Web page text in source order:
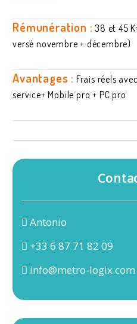
Rémunération : 38 et 45
versé novembre + décembre)
Avantages : Frais réels
service+ Mobile pro + PC pro
Antonio
+33 6 87 71 82 09
info@metro-logix.com